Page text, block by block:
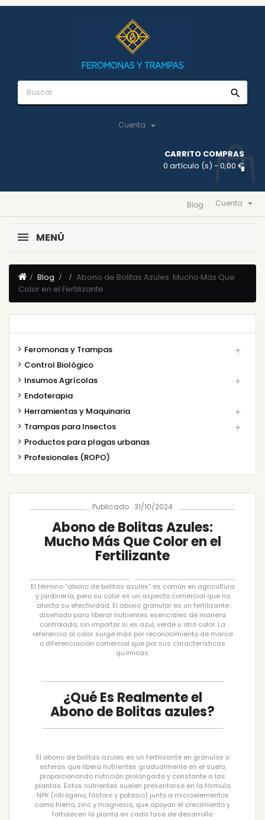
search
Cuenta 
CARRITO COMPRAS
0 artículo (s) - 0,00 €
Cuenta 
Blog
MENÚ
Blog
Abono de Bolitas Azules: Mucho Más Que
Color en el Fertilizante
Feromonas y Trampas 
Control Biológico
Insumos Agrícolas

Endoterapia
Herramientas y Maquinaria

Trampas para Insectos 
Productos para plagas urbanas
Profesionales (ROPO)
Publicado : 31/10/2024
Abono de Bolitas Azules:
Mucho Más Que Color en el
Fertilizante
El término “abono de bolitas azules” es común en agricultura
y jardinería, pero su color es un aspecto comercial que no
afecta su efectividad. El abono granular es un fertilizante
diseñado para liberar nutrientes esenciales de manera
controlada, sin importar si es azul, verde u otro color. La
referencia al color surge más por reconocimiento de marca
o diferenciación comercial que por sus características
químicas.
¿Qué Es Realmente el
Abono de Bolitas azules?
El abono de bolitas azules es un fertilizante en gránulos o
esferas que libera nutrientes gradualmente en el suelo,
proporcionando nutrición prolongada y constante a las
plantas. Estos nutrientes suelen presentarse en la fórmula
NPK (nitrógeno, fósforo y potasio) junto a microelementos
como hierro, zinc y magnesio, que apoyan el crecimiento y
fortalecen la planta en cada fase de desarrollo.